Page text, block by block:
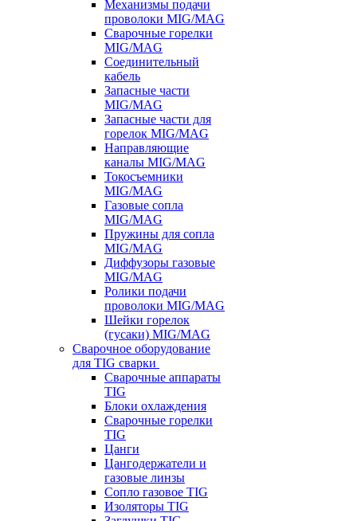
Механизмы подачи
проволоки MIG/MAG
Сварочные горелки
MIG/MAG
Соединительный
кабель
Запасные части
MIG/MAG
Запасные части для
горелок MIG/MAG
Направляющие
каналы MIG/MAG
Токосъемники
MIG/MAG
Газовые сопла
MIG/MAG
Пружины для сопла
MIG/MAG
Диффузоры газовые
MIG/MAG
Ролики подачи
проволоки MIG/MAG
Шейки горелок
(гусаки) MIG/MAG
Сварочное оборудование
для TIG сварки
Сварочные аппараты
TIG
Блоки охлаждения
Сварочные горелки
TIG
Цанги
Цангодержатели и
газовые линзы
Сопло газовое TIG
Изоляторы TIG